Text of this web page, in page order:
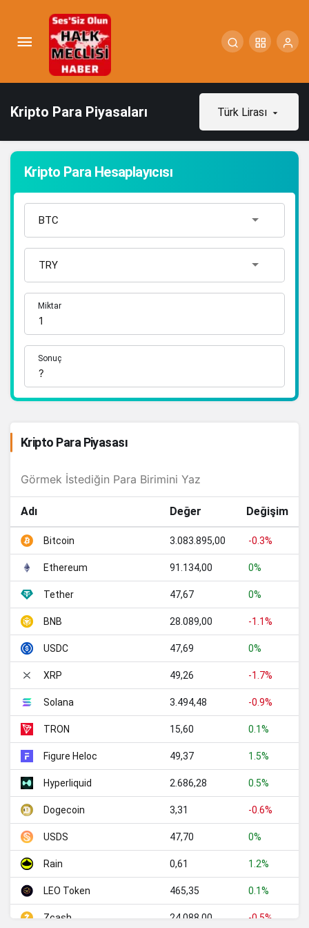
Kripto Para Piyasaları Türk Lirası
Kripto Para Hesaplayıcısı
Miktar
Sonuç
Kripto Para Piyasası
Adı Değer Değişim
Bitcoin 3.083.895,00 -0.3%
Ethereum 91.134,00 0%
Tether 47,67 0%
BNB 28.089,00 -1.1%
USDC 47,69 0%
XRP 49,26 -1.7%
Solana 3.494,48 -0.9%
TRON 15,60 0.1%
Figure Heloc 49,37 1.5%
Hyperliquid 2.686,28 0.5%
Dogecoin 3,31 -0.6%
USDS 47,70 0%
Rain 0,61 1.2%
LEO Token 465,35 0.1%
Zcash 24.088,00 -0.5%